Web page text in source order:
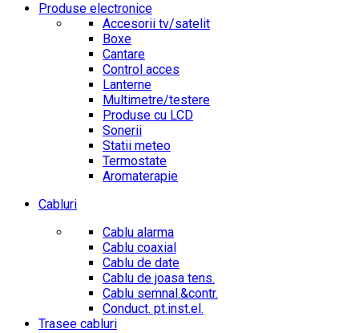
Produse electronice
Accesorii tv/satelit
Boxe
Cantare
Control acces
Lanterne
Multimetre/testere
Produse cu LCD
Sonerii
Statii meteo
Termostate
Aromaterapie
Cabluri
Cablu alarma
Cablu coaxial
Cablu de date
Cablu de joasa tens.
Cablu semnal.&contr.
Conduct. pt.inst.el.
Trasee cabluri